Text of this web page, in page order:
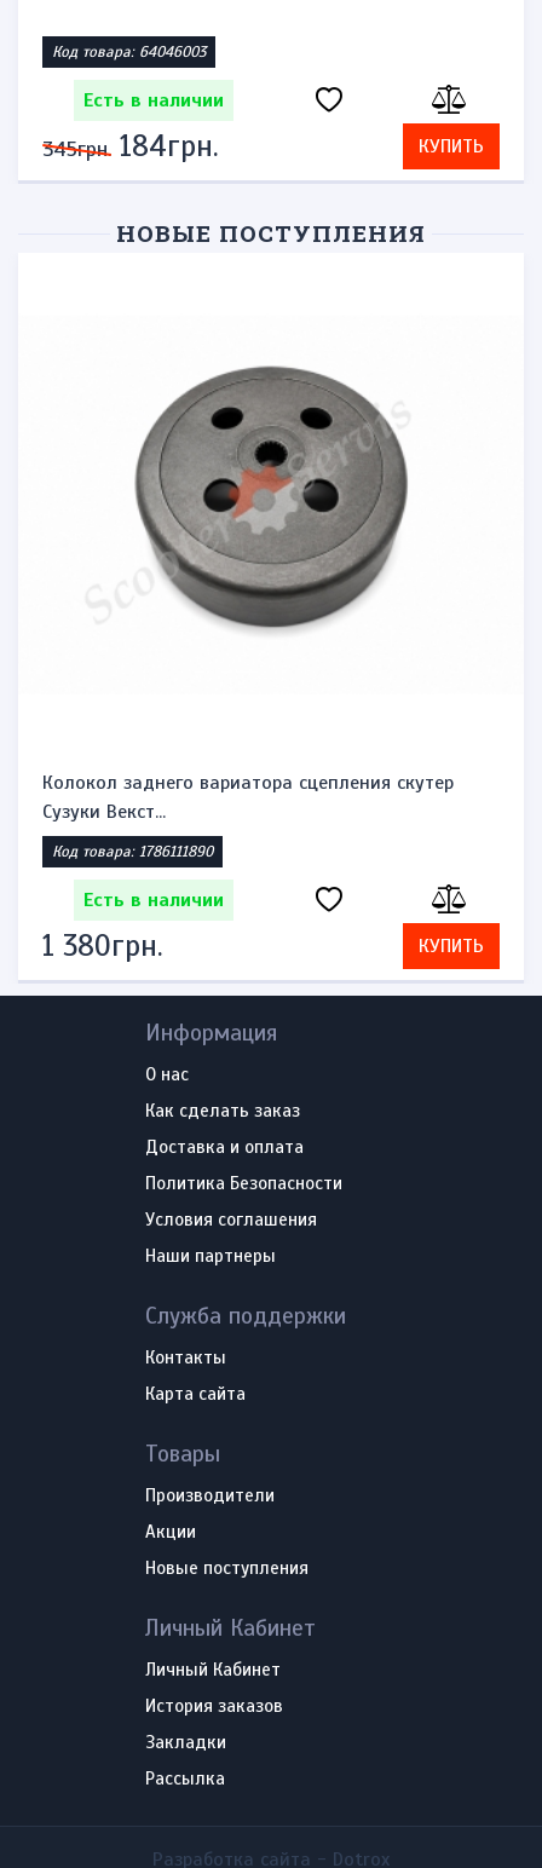
Код товара: 64046003
Есть в наличии
345грн. 184грн. КУПИТЬ
НОВЫЕ ПОСТУПЛЕНИЯ
Колокол заднего вариатора сцепления скутер
Сузуки Векст...
Код товара: 1786111890
Есть в наличии
1 380грн. КУПИТЬ
Информация
О нас
Как сделать заказ
Доставка и оплата
Политика Безопасности
Условия соглашения
Наши партнеры
Служба поддержки
Контакты
Карта сайта
Товары
Производители
Акции
Новые поступления
Личный Кабинет
Личный Кабинет
История заказов
Закладки
Рассылка
Разработка сайта - Dotrox